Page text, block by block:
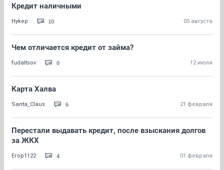
Кредит наличными
Hykep 10 05 августа
Чем отличается кредит от займа?
fudaltsov 0 12 июля
Карта Халва
Santa_Claus 6 21 февраля
Перестали выдавать кредит, после взыскания долгов
за ЖКХ
Егор1122 4 01 февраля